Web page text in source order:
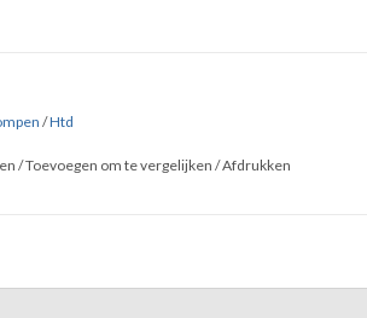
/Htd
/Toevoegen om te vergelijken /Afdrukken